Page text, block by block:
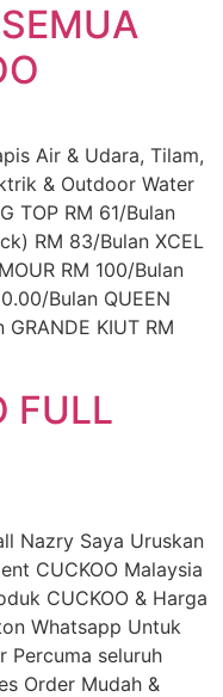
Air & Udara, Tilam,
& Outdoor Water
TOP RM 61/Bulan
RM 83/Bulan XCEL
RM 100/Bulan
Bulan QUEEN
GRANDE KIUT RM
FULL
Nazry Saya Uruskan
CUCKOO Malaysia
CUCKOO & Harga
Whatsapp Untuk
Percuma seluruh
Order Mudah &